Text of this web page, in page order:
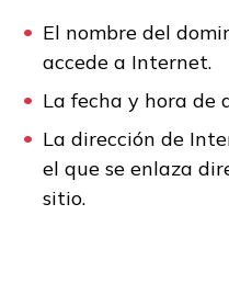
El nombre del
accede a Internet.
La fecha y hora de
La dirección de
el que se enlaza
sitio.